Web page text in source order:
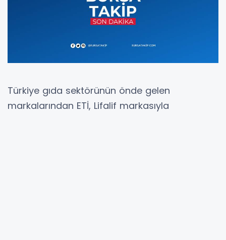
Türkiye gıda sektörünün önde gelen
markalarından ETİ, Lifalif markasıyla